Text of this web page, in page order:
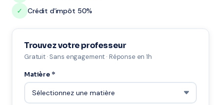
✓
Crédit d'impôt 50%
Trouvez votre professeur
Gratuit · Sans engagement · Réponse en 1h
Matière *